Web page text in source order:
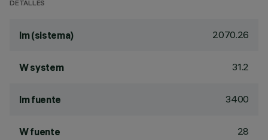
DETALLES
lm (sistema) 2070.26
W system 31.2
lm fuente 3400
W fuente 28